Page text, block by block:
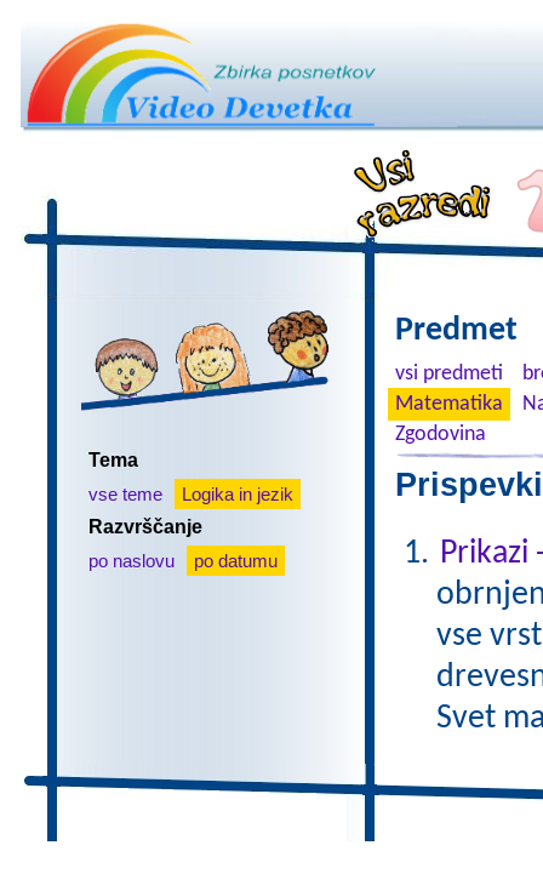
Tema
vse teme
Logika in jezik
Razvrščanje
po naslovu
po datumu
Predmet
vsi predmeti
Matematika
Zgodovina
vse
Svet